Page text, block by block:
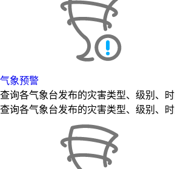
气象预警
查询各气象台发布的灾害类型、级别、
查询各气象台发布的灾害类型、级别、